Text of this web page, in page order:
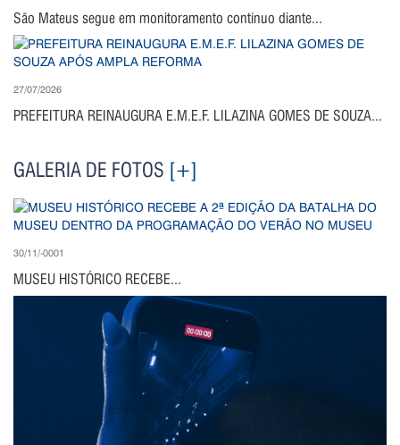
São Mateus segue em monitoramento contínuo diante...
27/07/2026
PREFEITURA REINAUGURA E.M.E.F. LILAZINA GOMES DE SOUZA...
GALERIA DE FOTOS [+]
30/11/-0001
MUSEU HISTÓRICO RECEBE...